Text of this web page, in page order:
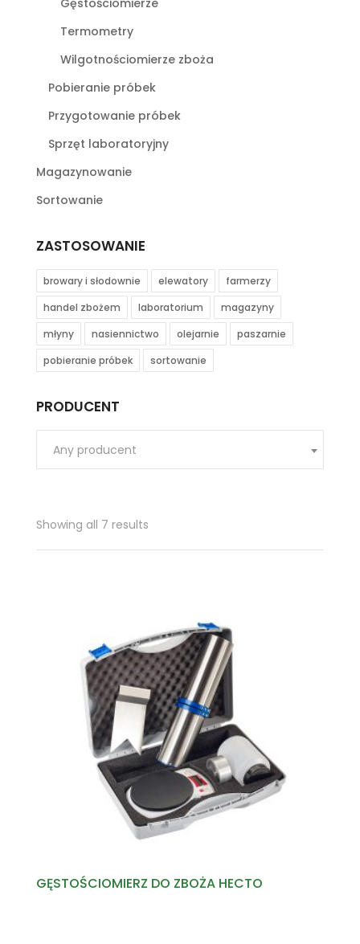
Showing all 7 results
GĘSTOŚCIOMIERZ DO ZBOŻA HECTO
Gęstościomierze
Termometry
Wilgotnościomierze zboża
Pobieranie próbek
Przygotowanie próbek
Sprzęt laboratoryjny
Magazynowanie
Sortowanie
ZASTOSOWANIE
browary i słodownie elewatory
farmerzy
handel zbożem
laboratorium
magazyny
młyny
nasiennictwo olejarnie
paszarnie
pobieranie próbek
sortowanie
PRODUCENT
Any producent